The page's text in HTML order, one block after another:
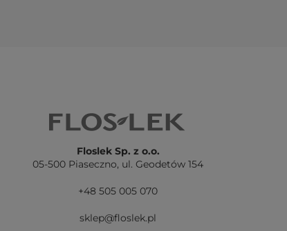
Floslek Sp. z o.o.
05-500 Piaseczno, ul. Geodetów 154
+48 505 005 070
sklep@floslek.pl